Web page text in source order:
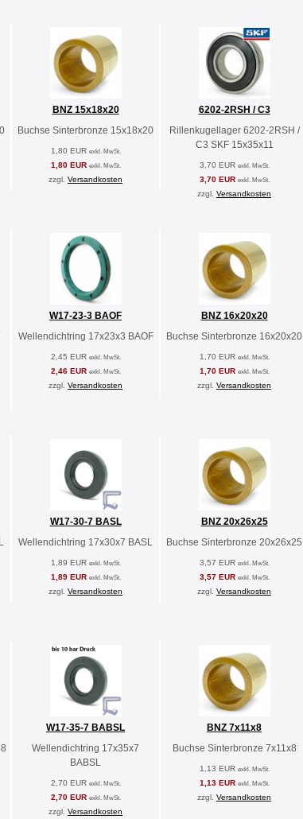
BNZ 15x18x20
Buchse Sinterbronze 15x18x20
1,80 EUR exkl. MwSt.
1,80 EUR exkl. MwSt.
zzgl. Versandkosten
6202-2RSH / C3
Rillenkugellager 6202-2RSH /
C3 SKF 15x35x11
3,70 EUR exkl. MwSt.
3,70 EUR exkl. MwSt.
zzgl. Versandkosten
W17-23-3 BAOF
Wellendichtring 17x23x3 BAOF
2,45 EUR exkl. MwSt.
2,46 EUR exkl. MwSt.
zzgl. Versandkosten
BNZ 16x20x20
Buchse Sinterbronze 16x20x20
1,70 EUR exkl. MwSt.
1,70 EUR exkl. MwSt.
zzgl. Versandkosten
W17-30-7 BASL
Wellendichtring 17x30x7 BASL
1,89 EUR exkl. MwSt.
1,89 EUR exkl. MwSt.
zzgl. Versandkosten
BNZ 20x26x25
Buchse Sinterbronze 20x26x25
3,57 EUR exkl. MwSt.
3,57 EUR exkl. MwSt.
zzgl. Versandkosten
W17-35-7 BABSL
Wellendichtring 17x35x7
BABSL
2,70 EUR exkl. MwSt.
2,70 EUR exkl. MwSt.
zzgl. Versandkosten
BNZ 7x11x8
Buchse Sinterbronze 7x11x8
1,13 EUR exkl. MwSt.
1,13 EUR exkl. MwSt.
zzgl. Versandkosten